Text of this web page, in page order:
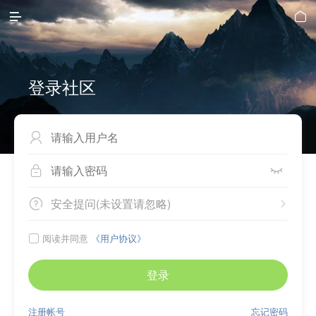
 
登录社区

 
 
安全提问(未设置请忽略)
 阅读并同意 《用户协议》
登录
忘记密码
注册帐号